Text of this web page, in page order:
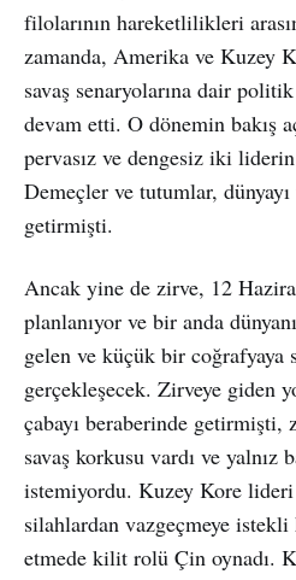
filolarının hareketlilikleri
zamanda, Amerika ve Kuzey
savaş senaryolarına dair
devam etti. O dönemin bakış
pervasız ve dengesiz iki
Demeçler ve tutumlar,
getirmişti.
Ancak yine de zirve, 12
planlanıyor ve bir anda
gelen ve küçük bir coğrafyaya
gerçekleşecek. Zirveye giden
çabayı beraberinde getirmişti,
savaş korkusu vardı ve yalnız
istemiyordu. Kuzey Kore
silahlardan vazgeçmeye
etmede kilit rolü Çin oynadı.